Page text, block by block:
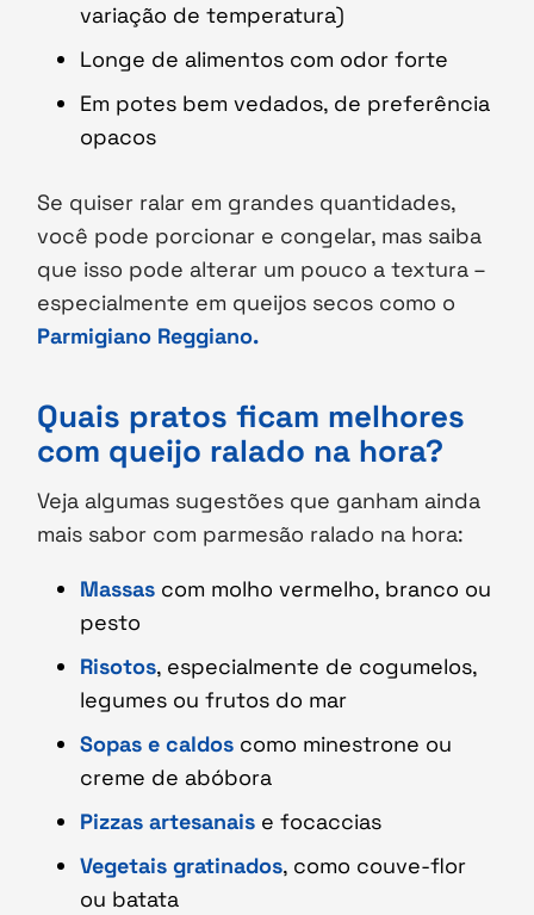
variação de temperatura)
Longe de alimentos com odor forte
Em potes bem vedados, de preferência
opacos
Se quiser ralar em grandes quantidades,
você pode porcionar e congelar, mas saiba
que isso pode alterar um pouco a textura –
especialmente em queijos secos como o
Parmigiano Reggiano.
Quais pratos ficam melhores
com queijo ralado na hora?
Veja algumas sugestões que ganham ainda
mais sabor com parmesão ralado na hora:
Massas com molho vermelho, branco ou
pesto
Risotos, especialmente de cogumelos,
legumes ou frutos do mar
Sopas e caldos como minestrone ou
creme de abóbora
Pizzas artesanais e focaccias
Vegetais gratinados, como couve-flor
ou batata